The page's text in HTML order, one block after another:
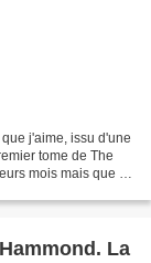
j'aime, issu d'une
tome de The
mois mais que je
La